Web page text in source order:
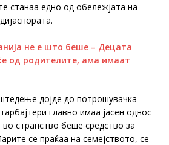
станаа едно од обележјата на
не е што беше – Децата
од родителите, ама имаат
дојде до потрошувачка
главно имаа јасен однос
странство беше средство за
се праќаа на семејството, се